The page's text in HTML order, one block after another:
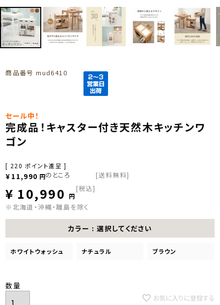
商品番号 mud6410
セール中！
完成品！キャスター付き天然木キッチンワ
ゴン
[ 220 ポイント進呈 ]
¥ 11,990 のところ
¥ 10,990 税込
[送料無料]
※北海道・沖縄・離島を除く
カラー 選択してください
ホワイトウォッシュ ナチュラル ブラウン
お気に入りに登録する